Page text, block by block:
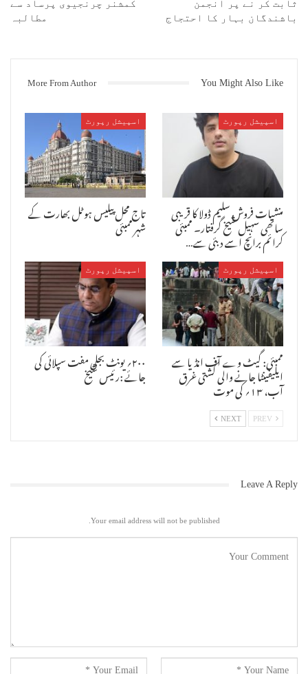
سلسلہ جاری ہے ، جس کے تحت مرکزی وریاستی حکومتوں کے خلاف کانگریس پوری
ریاست میں ۵۰ سے زائد اجلاس کررہی ہے ۔ اشوک چوہان پونے میں اسی جلسے کے
پریس کانفرنس سے خطاب کرتے ہوئے اشوک چوہان نے کہا کہ پونے کے
پارلیمانی سیٹ کے بارے میں طرح طرح کی چہ میگوئیاں جاری ہیں، لیکن یہ
سیٹ ہماری ہے اورہم ہی اس پر لڑیں گے ۔ منتخب ہونے کی اہلیت کے علاوہ
الیکشن کمیشن نے اخراجات کا جو پیمانہ مقرر کیا ہے وہ نہایت اہم ہے ۔
اس سیٹ گوکہ راشٹروادی کانگریس نے حق جتایا ہے ، اس کے باوجود ہم بھی
یہ سیٹ چاہتے ہیں ۔ انہوں نے کہا کہ مارچ میں انتخابی ضابطۂ اخلاق نافذ
ہونے کی امید ہے ۔ کسانوں کو ایک بار پھر احتجاج کرنے کی نوبت آرہی ہے
، یہ انتہائی افسوسناک ہے ۔ دو سال بعد بھی کسانوں کو قرض معافی کی رقم
حکومت کی جانب سے کسانوں کے کھاتوں میں جمع نہیں ہوسکی ہے ۔ خشک سالی
کا اعلان صرف کاغذات پر ہے ۔ طالب علموں کی فیس معاف کرنے کا وعدہ کیا
گیا تھا ، لیکن ابھی تک ان کی فیس معاف نہیں ہوسکی ہے ۔ خشک سالی سے
میں مگن ہیں ۔
ثابت کر نے پر انجمن
باشندگان بہار کا احتجاج
کمشنر چرنجیوی پرساد سے
مطالبہ
You Might Also Like
More From Author
اسپیشل رپورٹ
منشیات فروش سلیم ڈولا کا قریبی
ساتھی سہیل شیخ گرفتار۔ ممبئی
کرائم برانچ اسے دبئی سے…
اسپیشل رپورٹ
تاج محل پیلیس ہوٹل بھارت کے
شہر ممبئی
اسپیشل رپورٹ
ممبئی: گیٹ وے آف انڈیا سے
ایلیفینٹا جانے والی کشتی غرق
آب، ۱۳؍ کی موت
اسپیشل رپورٹ
۲۰۰؍ یونٹ بجلی مفت سپلائی کی
جائے :رئیس شیخ
NEXT
Leave A Reply
Your email address will not be published.